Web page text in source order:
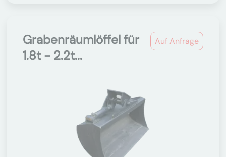
Auf Anfrage
Grabenräumlöffel für
1.8t - 2.2t...